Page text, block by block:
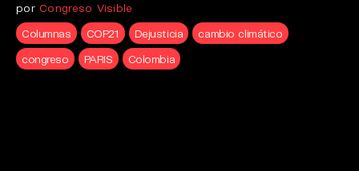
por Congreso Visible
Columnas
COP21 Dejusticia
cambio climático
congreso
PARIS Colombia